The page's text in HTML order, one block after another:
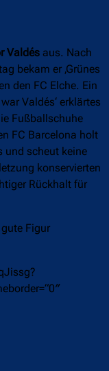
Valdés aus. Nach
bekam er ‚Grünes
den FC Elche. Ein
Valdés‘ erklärtes
Fußballschuhe
FC Barcelona holt
und scheut keine
konservierten
Rückhalt für
Figur